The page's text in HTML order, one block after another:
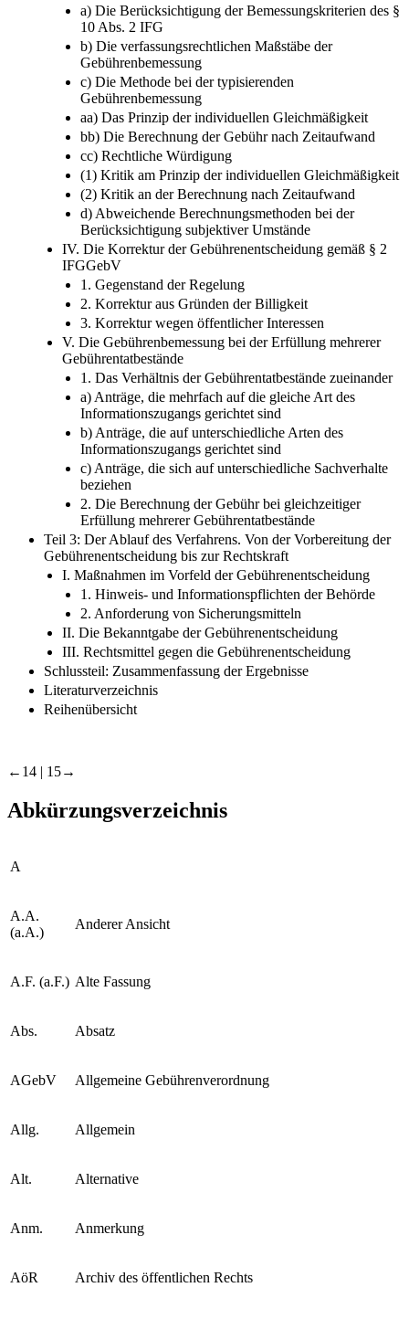
a) Die Berücksichtigung der Bemessungskriterien des §
10 Abs. 2 IFG
b) Die verfassungsrechtlichen Maßstäbe der
Gebührenbemessung
c) Die Methode bei der typisierenden
Gebührenbemessung
aa) Das Prinzip der individuellen Gleichmäßigkeit
bb) Die Berechnung der Gebühr nach Zeitaufwand
cc) Rechtliche Würdigung
(1) Kritik am Prinzip der individuellen Gleichmäßigkeit
(2) Kritik an der Berechnung nach Zeitaufwand
d) Abweichende Berechnungsmethoden bei der
Berücksichtigung subjektiver Umstände
IV. Die Korrektur der Gebührenentscheidung gemäß § 2
IFGGebV
1. Gegenstand der Regelung
2. Korrektur aus Gründen der Billigkeit
3. Korrektur wegen öffentlicher Interessen
V. Die Gebührenbemessung bei der Erfüllung mehrerer
Gebührentatbestände
1. Das Verhältnis der Gebührentatbestände zueinander
a) Anträge, die mehrfach auf die gleiche Art des
Informationszugangs gerichtet sind
b) Anträge, die auf unterschiedliche Arten des
Informationszugangs gerichtet sind
c) Anträge, die sich auf unterschiedliche Sachverhalte
beziehen
2. Die Berechnung der Gebühr bei gleichzeitiger
Erfüllung mehrerer Gebührentatbestände
Teil 3: Der Ablauf des Verfahrens. Von der Vorbereitung der
Gebührenentscheidung bis zur Rechtskraft
I. Maßnahmen im Vorfeld der Gebührenentscheidung
1. Hinweis- und Informationspflichten der Behörde
2. Anforderung von Sicherungsmitteln
II. Die Bekanntgabe der Gebührenentscheidung
III. Rechtsmittel gegen die Gebührenentscheidung
Schlussteil: Zusammenfassung der Ergebnisse
Literaturverzeichnis
Reihenübersicht
←14 | 15→
Abkürzungsverzeichnis
A
A.A.
(a.A.)
Anderer Ansicht
A.F. (a.F.) Alte Fassung
Abs. Absatz
AGebV Allgemeine Gebührenverordnung
Allg. Allgemein
Alt. Alternative
Anm. Anmerkung
AöR Archiv des öffentlichen Rechts